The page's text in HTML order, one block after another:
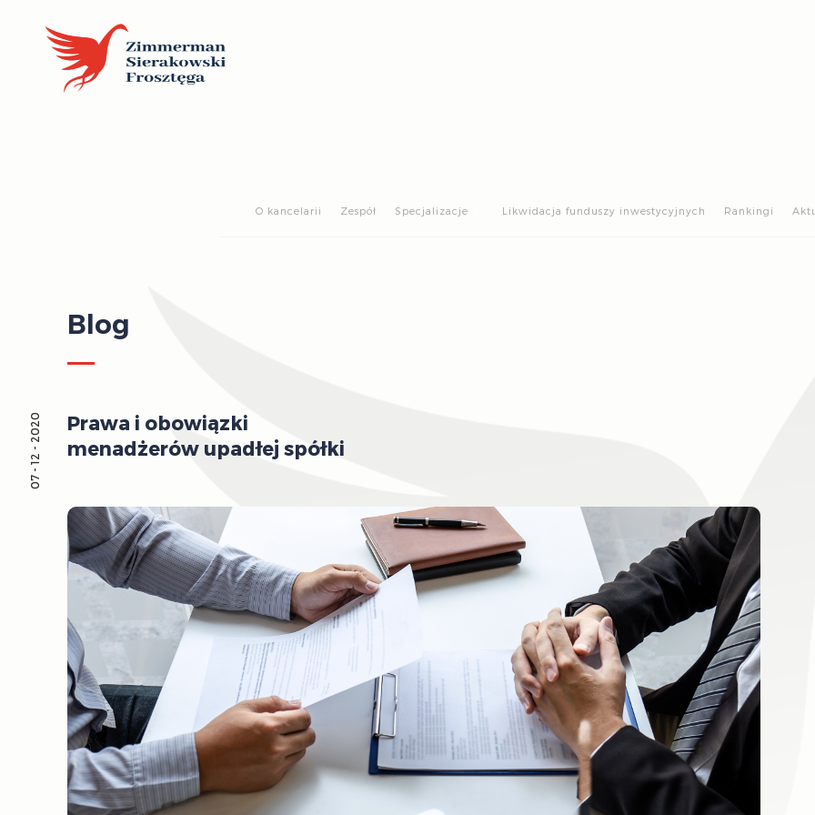
O kancelarii Zespół Specjalizacje Likwidacja funduszy inwestycyjnych Rankingi
Blog
Prawa i obowiązki
menadżerów upadłej spółki
07 - 12 - 2020